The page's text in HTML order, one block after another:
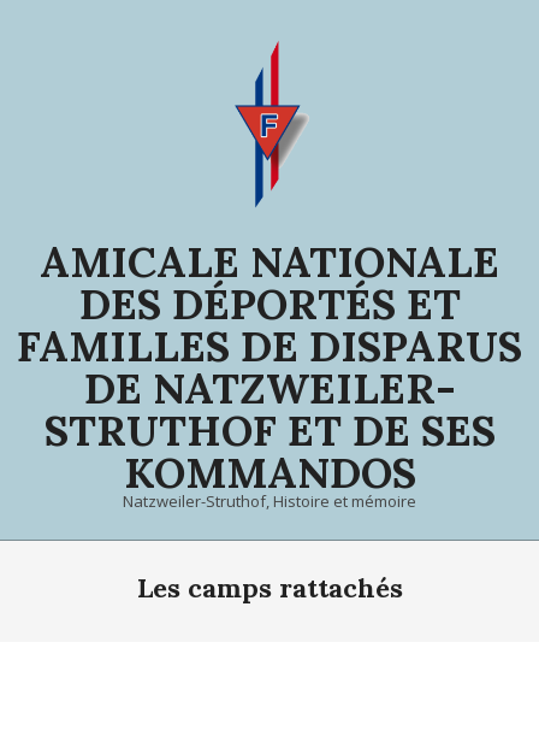
AMICALE NATIONALE
DES DÉPORTÉS ET
FAMILLES DE DISPARUS
DE NATZWEILER-
STRUTHOF ET DE SES
KOMMANDOS
Natzweiler-Struthof, Histoire et mémoire
Les camps rattachés